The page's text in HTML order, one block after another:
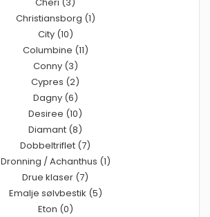
Christiansborg (1)
City (10)
Columbine (11)
Conny (3)
Cypres (2)
Dagny (6)
Desiree (10)
Diamant (8)
Dobbeltriflet (7)
Dronning / Achanthus (1)
Drue klaser (7)
Emalje sølvbestik (5)
Eton (0)